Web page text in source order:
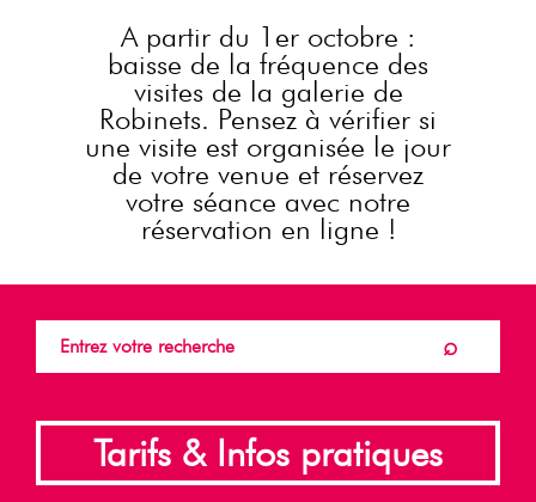
A partir du 1er octobre :
baisse de la fréquence des
visites de la galerie de
Robinets. Pensez à vérifier si
une visite est organisée le jour
de votre venue et réservez
votre séance avec notre
réservation en ligne !
Tarifs & Infos pratiques